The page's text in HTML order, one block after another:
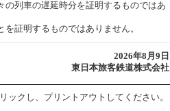
の列車の遅延時分を証明するものではあ
証明するものではありません。
2026年8月9日
東日本旅客鉄道株式会社
クし、プリントアウトしてください。